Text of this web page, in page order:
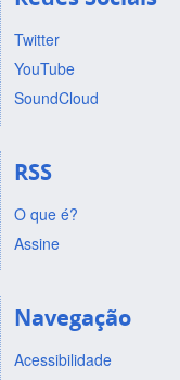
Twitter
YouTube
SoundCloud
RSS
O que é?
Assine
Navegação
Acessibilidade